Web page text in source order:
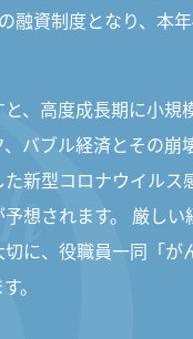
融資制度となり、本
、高度成長期に小規
バブル経済とその崩
新型コロナウイル
想されます。 厳し
に、役職員一同「
。